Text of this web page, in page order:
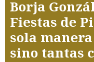
Borja
Fiestas de
sola
sino tantas